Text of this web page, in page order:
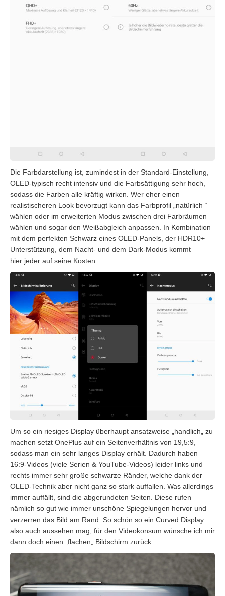
Die Farbdarstellung ist, zumindest in der Standard-Einstellung,
OLED-typisch recht intensiv und die Farbsättigung sehr hoch,
sodass die Farben alle kräftig wirken. Wer eher einen
realistischeren Look bevorzugt kann das Farbprofil „natürlich “
wählen oder im erweiterten Modus zwischen drei Farbräumen
wählen und sogar den Weißabgleich anpassen. In Kombination
mit dem perfekten Schwarz eines OLED-Panels, der HDR10+
Unterstützung, dem Nacht- und dem Dark-Modus kommt
hier jeder auf seine Kosten.
Um so ein riesiges Display überhaupt ansatzweise „handlich„ zu
machen setzt OnePlus auf ein Seitenverhältnis von 19,5:9,
sodass man ein sehr langes Display erhält. Dadurch haben
16:9-Videos (viele Serien & YouTube-Videos) leider links und
rechts immer sehr große schwarze Ränder, welche dank der
OLED-Technik aber nicht ganz so stark auffallen. Was allerdings
immer auffällt, sind die abgerundeten Seiten. Diese rufen
nämlich so gut wie immer unschöne Spiegelungen hervor und
verzerren das Bild am Rand. So schön so ein Curved Display
also auch aussehen mag, für den Videokonsum wünsche ich mir
dann doch einen „flachen„ Bildschirm zurück.